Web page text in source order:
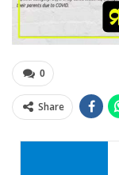
0
Share